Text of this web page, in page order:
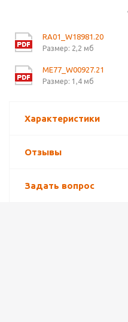
RA01_W18981.20
Размер: 2,2 мб
ME77_W00927.21
Размер: 1,4 мб
Характеристики
Отзывы
Задать вопрос